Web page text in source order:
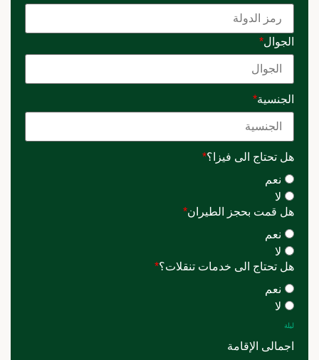
الجوال*
الجنسية*
هل تحتاج الى فيزا؟*
نعم
لا
هل قمت بحجز الطيران*
نعم
لا
هل تحتاج الى خدمات تنقلات؟*
نعم
لا
ليلة
اجمالى الإقامة